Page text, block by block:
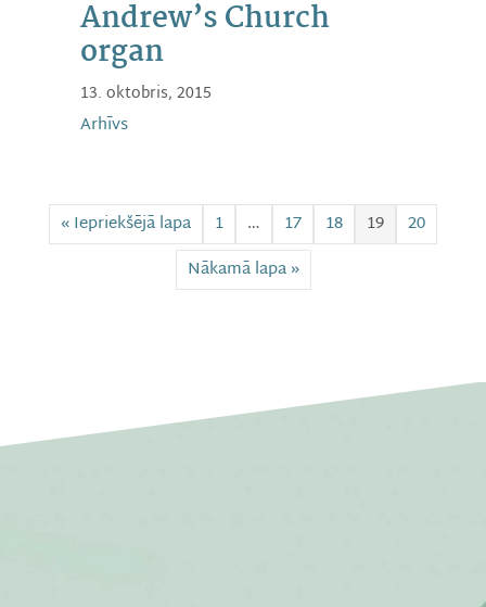
Andrew’s Church
organ
13. oktobris, 2015
Arhīvs
« Iepriekšējā lapa 1 … 17 18 19
20
Nākamā lapa »